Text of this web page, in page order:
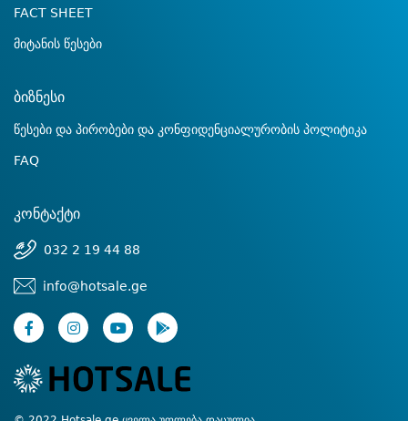
FACT SHEET
მიტანის წესები
ბიზნესი
წესები და პირობები და კონფიდენციალურობის პოლიტიკა
FAQ
კონტაქტი
032 2 19 44 88
info@hotsale.ge